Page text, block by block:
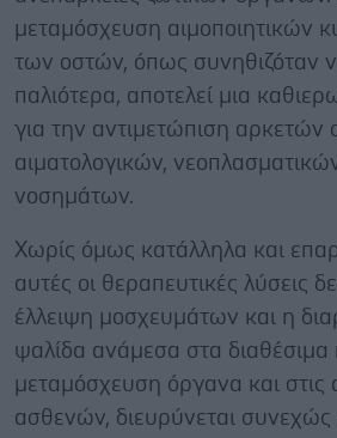
μεταμόσχευση αιμοποιητικών
των οστών, όπως συνηθιζόταν
παλιότερα, αποτελεί μια
για την αντιμετώπιση
αιματολογικών,
νοσημάτων.
Χωρίς όμως κατάλληλα και
αυτές οι θεραπευτικές λύσεις
έλλειψη μοσχευμάτων και η
ψαλίδα ανάμεσα στα διαθέσιμα
μεταμόσχευση όργανα και στις
ασθενών, διευρύνεται συνεχώς